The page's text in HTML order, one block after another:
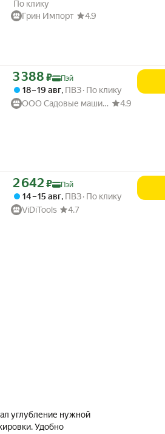
По клику
Грин Импорт
4.9
Цена с картой Яндекс Пэй 3388 ₽ вместо
3 388 ₽ Пэй
18 – 19 авг, ПВЗ По клику
ООО Садовые машины
4.9
Цена с картой Яндекс Пэй 2642 ₽ вместо
2 642 ₽ Пэй
14 – 15 авг, ПВЗ По клику
ViDiTools
4.7
углубление нужной
Удобно